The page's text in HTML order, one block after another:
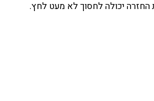
יכולה לחסוך לא מעט לחץ.